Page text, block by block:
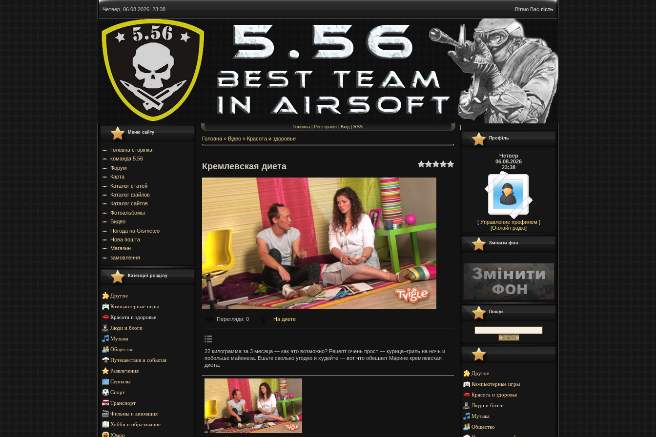
Четвер, 06.08.2026, 23:38 Вітаю Вас гість
Меню сайту
Головна сторінка
команда 5.56
Форум
Карта
Каталог статей
Каталог файлов
Каталог сайтов
Фотоальбомы
Видео
Погода на Gismeteo
Нова пошта
Магазин
замовлення
Категорії розділу
Другое
Компьютерные игры
Красота и здоровье
Люди и блоги
Музыка
Общество
Путешествия и события
Развлечения
Сериалы
Спорт
Транспорт
Фильмы и анимация
Хобби и образование
Юмор
Головна Реєстрація Вхід RSS
Головна » Відео » Красота и здоровье
Кремлевская диета
Перегляди: 0 На диете
:
22 килограмма за 3 месяца — как это возможно? Рецепт очень прост — курица–гриль на ночь и
побольше майонеза. Ешьте сколько угодно и худейте — вот что обещает Марине кремлевская
диета.
]
Профіль
Четвер
06.08.2026
23:38
[ Управление профилем ]
[Онлайн радіо]
Змінити фон
Пошук
Другое
Компьютерные игры
Красота и здоровье
Люди и блоги
Музыка
Общество